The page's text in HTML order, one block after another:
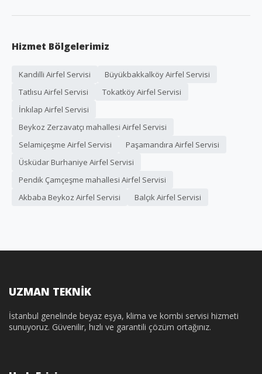
Hizmet Bölgelerimiz
Kandilli Airfel Servisi
Büyükbakkalköy Airfel Servisi
Tatlısu Airfel Servisi
Tokatköy Airfel Servisi
İnkılap Airfel Servisi
Beykoz Zerzavatçı mahallesi Airfel Servisi
Selamiçeşme Airfel Servisi
Paşamandıra Airfel Servisi
Üsküdar Burhaniye Airfel Servisi
Pendik Çamçeşme mahallesi Airfel Servisi
Akbaba Beykoz Airfel Servisi
Balçık Airfel Servisi
UZMAN TEKNİK
İstanbul genelinde beyaz eşya, klima ve kombi servisi hizmeti
sunuyoruz. Güvenilir, hızlı ve garantili çözüm ortağınız.